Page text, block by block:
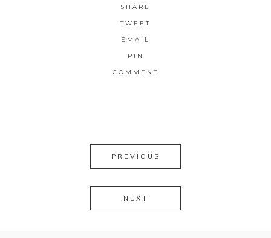
SHARE
TWEET
EMAIL
PIN
COMMENT
PREVIOUS
NEXT